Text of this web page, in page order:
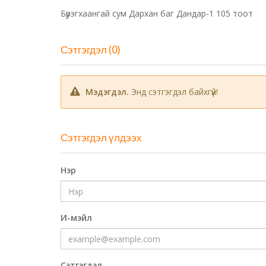
Бүрэгхаангай сум Дархан баг Дандар-1 105 тоот
Сэтгэгдэл (0)
Мэдэгдэл. Энд сэтгэгдэл байхгүй!
Сэтгэгдэл үлдээх
Нэр
И-мэйл